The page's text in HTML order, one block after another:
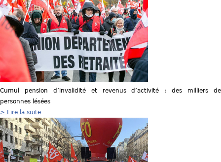
Cumul pension d’invalidité et revenus d’activité : des milliers de
personnes lésées
> Lire la suite